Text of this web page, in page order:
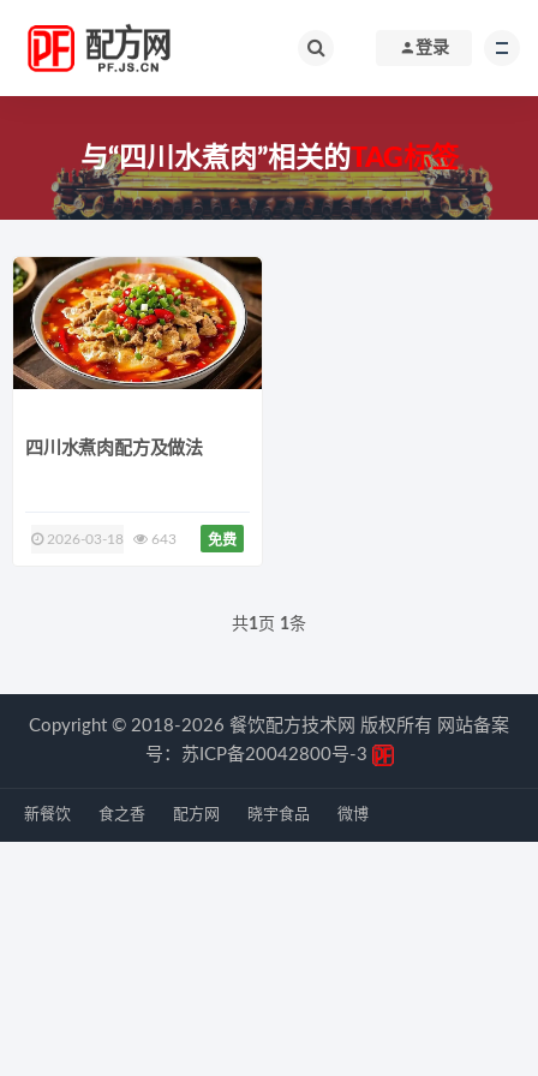
登录
与“四川水煮肉”相关的TAG标签
四川水煮肉配方及做法
2026-03-18 643 免费
共1 页 1条
Copyright © 2018-2026 餐饮配方技术网 版权所有 网站备案
号： 苏ICP备20042800号-3
新餐饮 食之香 配方网 晓宇食品 微博